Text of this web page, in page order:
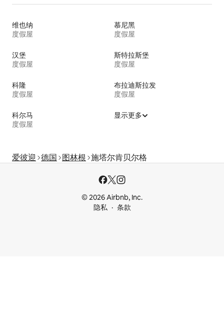
维也纳
度假屋
慕尼黑
度假屋
汉堡
度假屋
斯特拉斯堡
度假屋
科隆
度假屋
布拉迪斯拉发
度假屋
科尔马
度假屋
显示更多
爱彼迎 德国 图林根 施塔尔肯贝尔格
© 2026 Airbnb, Inc.
隐私
条款